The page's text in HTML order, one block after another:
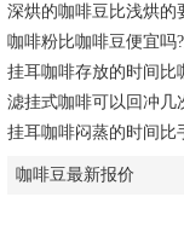
深烘的咖啡豆比浅烘的
咖啡粉比咖啡豆便宜吗
挂耳咖啡存放的时间比
滤挂式咖啡可以回冲几
挂耳咖啡闷蒸的时间比
咖啡豆最新报价